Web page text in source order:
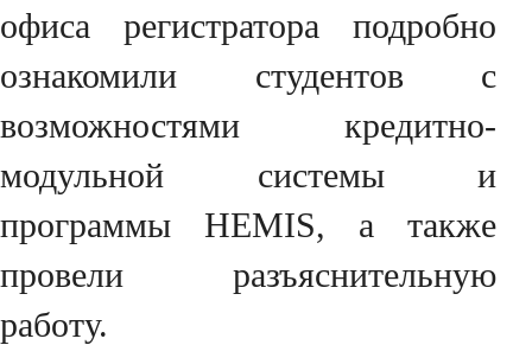
офиса регистратора подробно
ознакомили студентов с
возможностями кредитно-
модульной системы и
программы HEMIS, а также
провели разъяснительную
работу.